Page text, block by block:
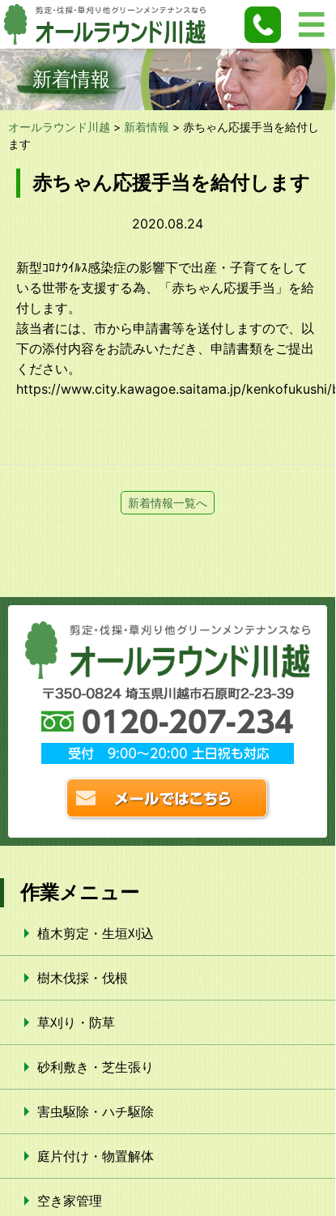
新着情報
オールラウンド川越 > 新着情報 > 赤ちゃん応援手当を給付し
ます
赤ちゃん応援手当を給付します
2020.08.24
新型ｺﾛﾅｳｲﾙｽ感染症の影響下で出産・子育てをして
いる世帯を支援する為、「赤ちゃん応援手当」を給
付します。
該当者には、市から申請書等を送付しますので、以
下の添付内容をお読みいただき、申請書類をご提出
ください。
https://www.city.kawagoe.saitama.jp/
新着情報一覧へ
作業メニュー
植木剪定・生垣刈込
樹木伐採・伐根
草刈り・防草
砂利敷き・芝生張り
害虫駆除・ハチ駆除
庭片付け・物置解体
空き家管理